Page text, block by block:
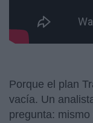
Porque el plan
vacía. Un
pregunta: